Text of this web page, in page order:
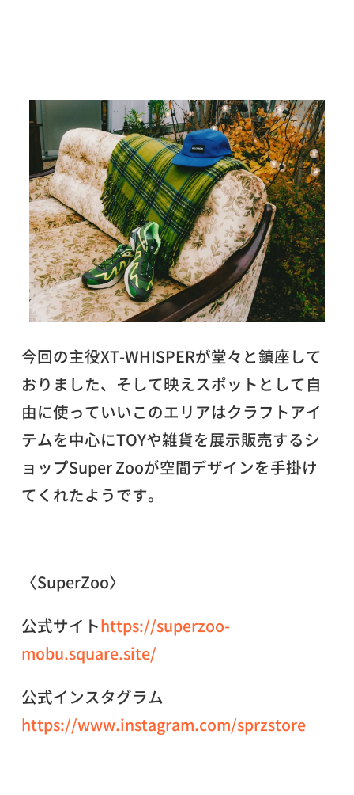
今回の主役XT-WHISPERが堂々と鎮座して
おりました、そして映えスポットとして自
由に使っていいこのエリアはクラフトアイ
テムを中心にTOYや雑貨を展示販売するシ
ョップSuper Zooが空間デザインを手掛け
てくれたようです。
〈SuperZoo〉
公式サイトhttps://superzoo-
mobu.square.site/
公式インスタグラム
https://www.instagram.com/sprzstore